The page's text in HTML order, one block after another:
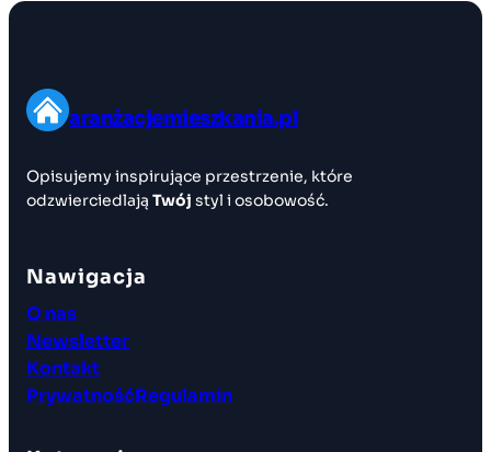
aranżacjemieszkania.pl
Opisujemy inspirujące przestrzenie, które
odzwierciedlają Twój styl i osobowość.
Nawigacja
O nas
Newsletter
Kontakt
PrywatnośćRegulamin